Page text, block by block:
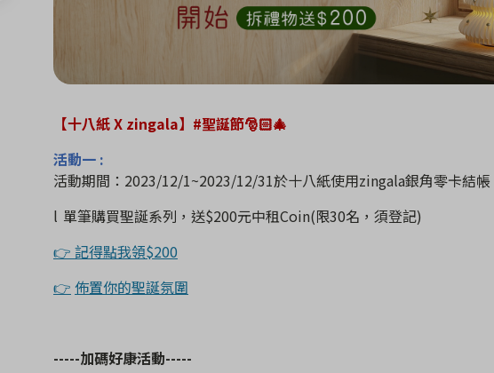
【十八紙X zingala】 #聖誕節🎅🏻🎄
活動一 :
活動期間： 2023/12/1~2023/12/31於十八紙使用zingala銀角零卡結
l 單筆購買聖誕系列，送$200元中租Coin(限30名，須登記)
👉 記得點我領$200
👉 佈置你的聖誕氛圍
-----加碼好康活動-----